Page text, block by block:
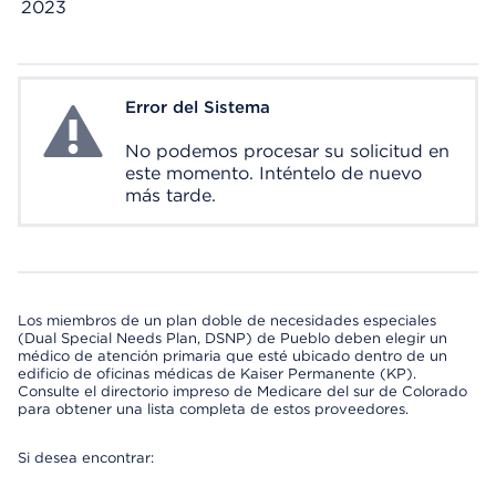
2023
System ErrorError del Sistema
No podemos procesar su solicitud en
este momento. Inténtelo de nuevo
más tarde.
Los miembros de un plan doble de necesidades especiales
(Dual Special Needs Plan, DSNP) de Pueblo deben elegir un
médico de atención primaria que esté ubicado dentro de un
edificio de oficinas médicas de Kaiser Permanente (KP).
Consulte el directorio impreso de Medicare del sur de Colorado
para obtener una lista completa de estos proveedores.
Si desea encontrar: